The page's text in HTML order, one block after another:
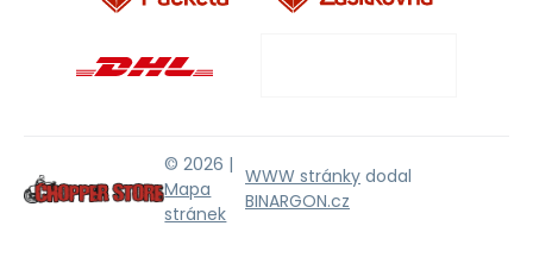
© 2026 |
Mapa
stránek
WWW stránky dodal
BINARGON.cz